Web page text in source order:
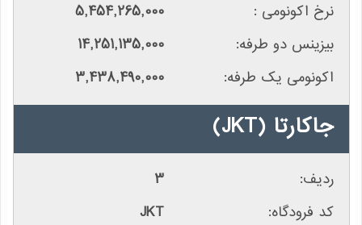
5,454,265,000
14,251,135,000
3,438,490,000
جاکارتا (JKT)
3
JKT